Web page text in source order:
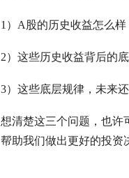
1） A股的历史收益怎么样
2）这些历史收益背后的
3）这些底层规律，未来
想清楚这三个问题，也许
帮助我们做出更好的投资